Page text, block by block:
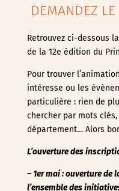
DEMANDEZ
Retrouvez ci-dessous
de la 12e édition du
Pour trouver
intéresse ou les
particulière : rien de
chercher par mots
département… Alors
L’ouverture des
– 1er mai : ouverture de
l’ensemble des